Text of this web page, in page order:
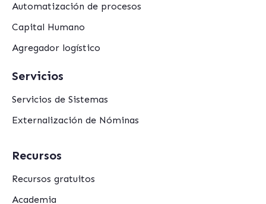
Automatización de procesos
Capital Humano
Agregador logístico
Servicios
Servicios de Sistemas
Externalización de Nóminas
Recursos
Recursos gratuitos
Academia